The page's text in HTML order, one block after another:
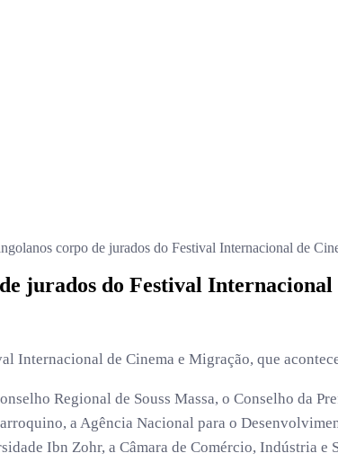
corpo de jurados do Festival Internacional de
jurados do Festival
Internacional de Cinema e Migração, que
Regional de Souss Massa, o Conselho da
a Agência Nacional para o
Ibn Zohr, a Câmara de Comércio, Indústria